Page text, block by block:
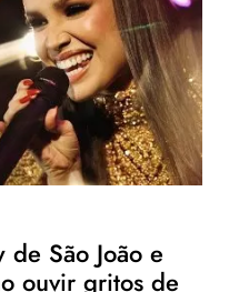
de São João e
ouvir gritos de